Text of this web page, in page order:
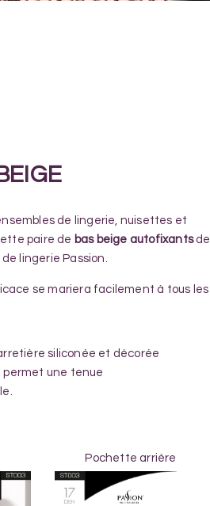
de lingerie, nuisettes et
paire de bas beige autofixantsde
lingerie Passion.
se mariera facilement à tous les
siliconée et décorée
une tenue
Pochette arrière